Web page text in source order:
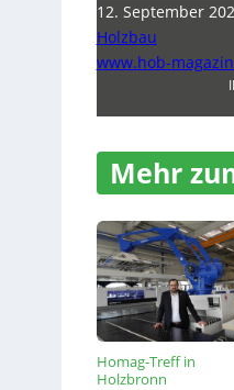
12. September
Holzbau
www.hob-
Mehr
Homag-Treff in
Holzbronn